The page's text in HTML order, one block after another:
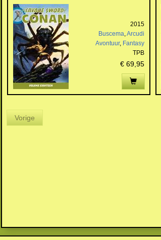
2015
Buscema,Arcudi
Avontuur, Fantasy
TPB
€ 69,95
Vorige